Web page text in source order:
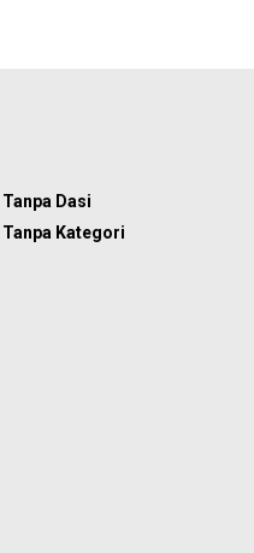
Tanpa Dasi
Tanpa Kategori